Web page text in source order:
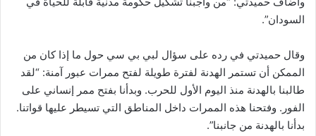
السودان”.
وقال حميدتي في رده على سؤال لبي بي سي حول ما إذا كان من
الممكن أن تستمر الهدنة لفترة طويلة لفتح ممرات عبور آمنة: “لقد
طالبنا بالهدنة منذ اليوم الأول للحرب. وبدأنا بفتح ممر إنساني على
الفور. وفتحنا هذه الممرات داخل المناطق التي تسيطر عليها قواتنا.
بدأنا بالهدنة من جانبنا”.